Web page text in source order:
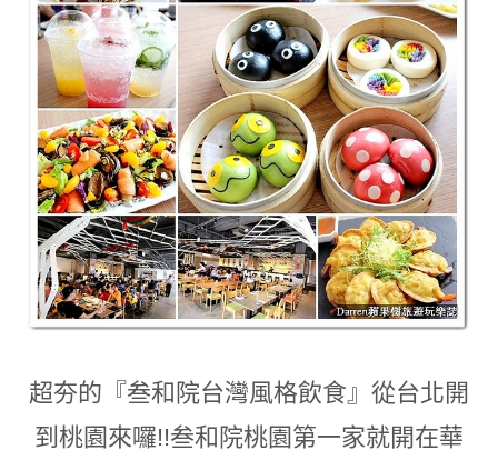
超夯的『叁和院台灣風格飲食』從台北開
到桃園來囉!!叁和院桃園第一家就開在華